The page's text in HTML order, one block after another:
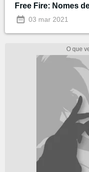
Free Fire: Nomes
03 mar 2021